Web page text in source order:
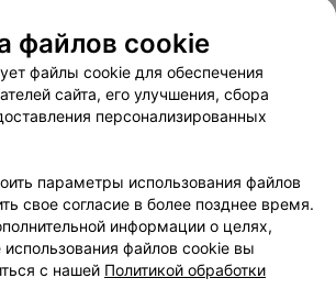
соглашение
Способы оплаты
Вакансии
Партнеры
руководителю 103.by
персональных данных
файлов cookie
файлы cookie для обеспечения
сайта, его улучшения, сбора
персонализированных
параметры использования файлов
свое согласие в более позднее время.
информации о целях,
файлов cookie вы
с нашей Политикой обработки